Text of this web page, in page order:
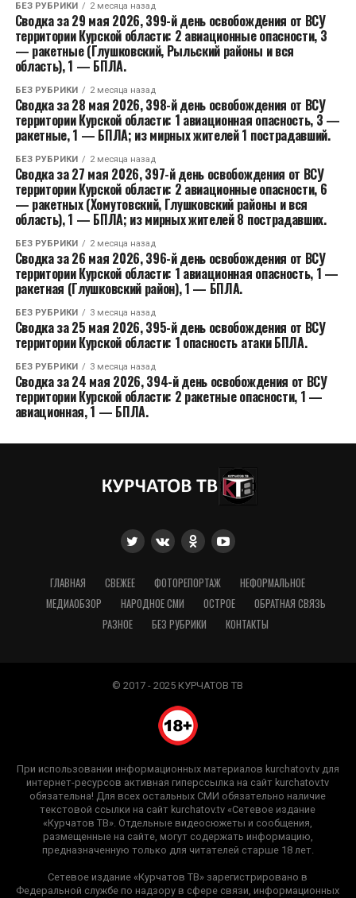
БЕЗ РУБРИКИ 2 месяца назад
Сводка за 29 мая 2026, 399-й день освобождения от ВСУ
территории Курской области: 2 авиационные опасности, 3
— ракетные (Глушковский, Рыльский районы и вся
область), 1 — БПЛА.
БЕЗ РУБРИКИ 2 месяца назад
Сводка за 28 мая 2026, 398-й день освобождения от ВСУ
территории Курской области: 1 авиационная опасность, 3 —
ракетные, 1 — БПЛА; из мирных жителей 1 пострадавший.
БЕЗ РУБРИКИ 2 месяца назад
Сводка за 27 мая 2026, 397-й день освобождения от ВСУ
территории Курской области: 2 авиационные опасности, 6
— ракетных (Хомутовский, Глушковский районы и вся
область), 1 — БПЛА; из мирных жителей 8 пострадавших.
БЕЗ РУБРИКИ 2 месяца назад
Сводка за 26 мая 2026, 396-й день освобождения от ВСУ
территории Курской области: 1 авиационная опасность, 1 —
ракетная (Глушковский район), 1 — БПЛА.
БЕЗ РУБРИКИ 3 месяца назад
Сводка за 25 мая 2026, 395-й день освобождения от ВСУ
территории Курской области: 1 опасность атаки БПЛА.
БЕЗ РУБРИКИ 3 месяца назад
Сводка за 24 мая 2026, 394-й день освобождения от ВСУ
территории Курской области: 2 ракетные опасности, 1 —
авиационная, 1 — БПЛА.
ГЛАВНАЯ СВЕЖЕЕ ФОТОРЕПОРТАЖ
НЕФОРМАЛЬНОЕ
МЕДИАОБЗОР
НАРОДНОЕ СМИ ОСТРОЕ
ОБРАТНАЯ СВЯЗЬ
РАЗНОЕ
БЕЗ РУБРИКИ КОНТАКТЫ
© 2017 - 2025 КУРЧАТОВ ТВ
При использовании информационных материалов kurchatov.tv для
интернет-ресурсов активная гиперссылка на сайт kurchatov.tv
обязательна! Для всех остальных СМИ обязательно наличие
текстовой ссылки на сайт kurchatov.tv «Сетевое издание
«Курчатов ТВ». Отдельные видеосюжеты и сообщения,
размещенные на сайте, могут содержать информацию,
предназначенную только для читателей старше 18 лет.
Сетевое издание «Курчатов ТВ» зарегистрировано в
Федеральной службе по надзору в сфере связи, информационных